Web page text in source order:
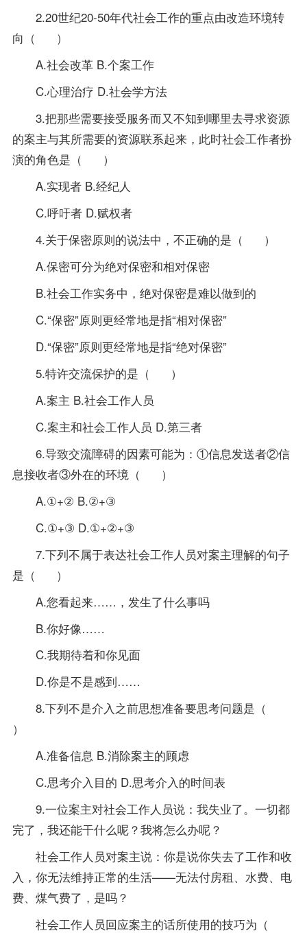
2.20世纪20-50年代社会工作的重点由改造环境转
向（ ）
A.社会改革 B.个案工作
C.心理治疗 D.社会学方法
3.把那些需要接受服务而又不知到哪里去寻求资源
的案主与其所需要的资源联系起来，此时社会工作者扮
演的角色是（ ）
A.实现者 B.经纪人
C.呼吁者 D.赋权者
4.关于保密原则的说法中，不正确的是（ ）
A.保密可分为绝对保密和相对保密
B.社会工作实务中，绝对保密是难以做到的
C.“保密”原则更经常地是指“相对保密”
D.“保密”原则更经常地是指“绝对保密”
5.特许交流保护的是（ ）
A.案主 B.社会工作人员
C.案主和社会工作人员 D.第三者
6.导致交流障碍的因素可能为：①信息发送者②信
息接收者③外在的环境（ ）
A.①+② B.②+③
C.①+③ D.①+②+③
7.下列不属于表达社会工作人员对案主理解的句子
是（ ）
A.您看起来……，发生了什么事吗
B.你好像……
C.我期待着和你见面
D.你是不是感到……
8.下列不是介入之前思想准备要思考问题是（
）
A.准备信息 B.消除案主的顾虑
C.思考介入目的 D.思考介入的时间表
9.一位案主对社会工作人员说：我失业了。一切都
完了，我还能干什么呢？我将怎么办呢？
社会工作人员对案主说：你是说你失去了工作和收
入，你无法维持正常的生活——无法付房租、水费、电
费、煤气费了，是吗？
社会工作人员回应案主的话所使用的技巧为（